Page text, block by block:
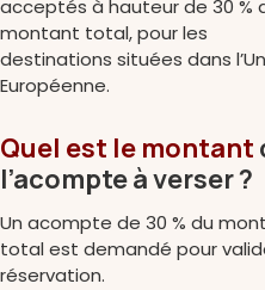
acceptés à hauteur de 30 %
montant total, pour les
destinations situées dans
Européenne.
Quel est le montant
l’acompte à verser ?
Un acompte de 30 % du
total est demandé pour
réservation.